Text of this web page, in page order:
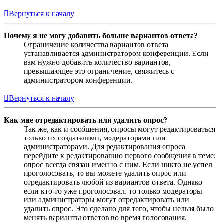
Вернуться к началу
Почему я не могу добавить больше вариантов ответа?
Ограничение количества вариантов ответа
устанавливается администратором конференции. Если
вам нужно добавить количество вариантов,
превышающее это ограничение, свяжитесь с
администратором конференции.
Вернуться к началу
Как мне отредактировать или удалить опрос?
Так же, как и сообщения, опросы могут редактироваться
только их создателями, модераторами или
администраторами. Для редактирования опроса
перейдите к редактированию первого сообщения в теме;
опрос всегда связан именно с ним. Если никто не успел
проголосовать, то вы можете удалить опрос или
отредактировать любой из вариантов ответа. Однако
если кто-то уже проголосовал, то только модераторы
или администраторы могут отредактировать или
удалить опрос. Это сделано для того, чтобы нельзя было
менять варианты ответов во время голосования.